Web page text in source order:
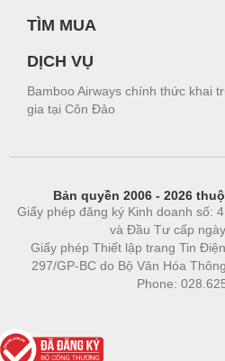
TÌM MUA
DỊCH VỤ
Bamboo Airways chính thức khai
gia tại Côn Đảo
Bản quyền 2006 - 2026
Giấy phép đăng ký Kinh doanh số:
và Đầu Tư cấp
Giấy phép Thiết lập trang Tin
297/GP-BC do Bộ Văn Hóa
Phone: